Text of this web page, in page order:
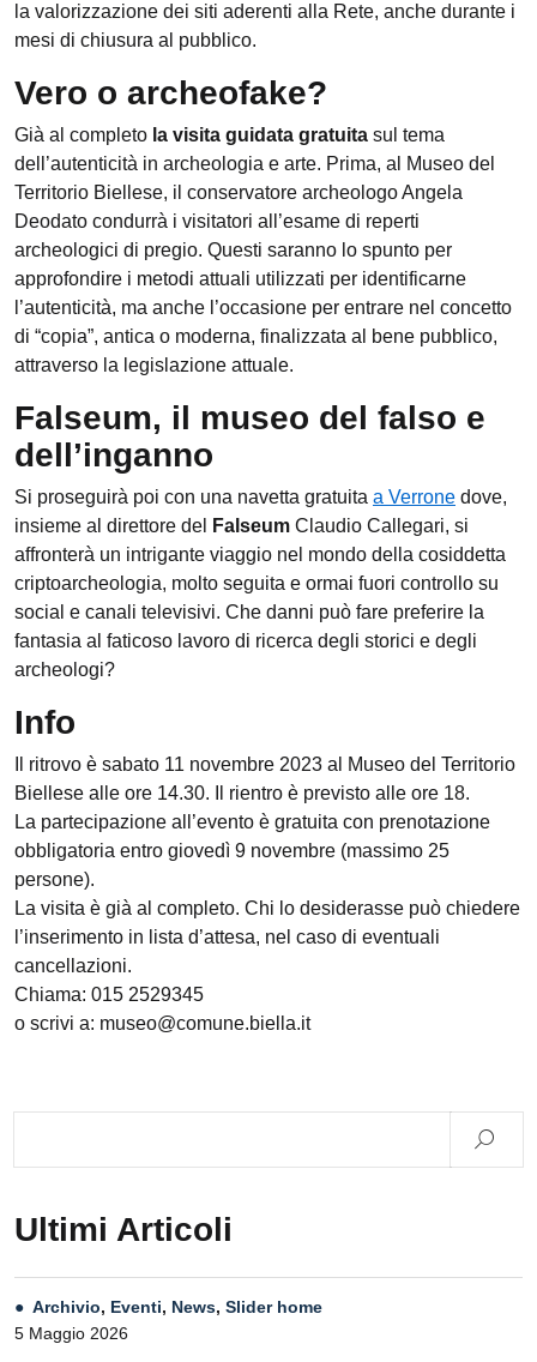
la valorizzazione dei siti aderenti alla Rete, anche durante i
mesi di chiusura al pubblico.
Vero o archeofake?
Già al completo la visita guidata gratuita sul tema
dell’autenticità in archeologia e arte. Prima, al Museo del
Territorio Biellese, il conservatore archeologo Angela
Deodato condurrà i visitatori all’esame di reperti
archeologici di pregio. Questi saranno lo spunto per
approfondire i metodi attuali utilizzati per identificarne
l’autenticità, ma anche l’occasione per entrare nel concetto
di “copia”, antica o moderna, finalizzata al bene pubblico,
attraverso la legislazione attuale.
Falseum, il museo del falso e
dell’inganno
Si proseguirà poi con una navetta gratuita a Verrone dove,
insieme al direttore del
Falseum Claudio Callegari, si
affronterà un intrigante viaggio nel mondo della cosiddetta
criptoarcheologia, molto seguita e ormai fuori controllo su
social e canali televisivi. Che danni può fare preferire la
fantasia al faticoso lavoro di ricerca degli storici e degli
archeologi?
Info
Il ritrovo è sabato 11 novembre 2023 al Museo del Territorio
Biellese alle ore 14.30. Il rientro è previsto alle ore 18.
La partecipazione all’evento è gratuita con prenotazione
obbligatoria entro giovedì 9 novembre (massimo 25
persone).
La visita è già al completo. Chi lo desiderasse può chiedere
l’inserimento in lista d’attesa, nel caso di eventuali
cancellazioni.
Chiama: 015 2529345
o scrivi a: museo@comune.biella.it
Ultimi Articoli
Archivio, Eventi, News, Slider home
5 Maggio 2026